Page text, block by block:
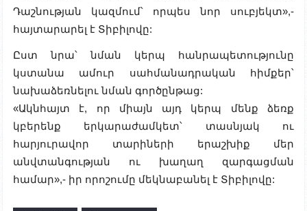
Դաշնության կազմում՝ որպես նոր սուբյեկտ»,-
հայտարարել է Տիբիլովը:
Ըստ նրա՝ նման կերպ հանրապետությունը
կստանա ամուր սահմանադրական հիմքեր՝
նախաձեռնելու նման գործընթաց:
«Ակնհայտ է, որ միայն այդ կերպ մենք ձեռք
կբերենք երկարաժամկետ՝ տասնյակ ու
հարյուրավոր տարիների երաշխիք մեր
անվտանգության ու խաղաղ զարգացման
համար»,- իր որոշումը մեկնաբանել է Տիբիլովը: